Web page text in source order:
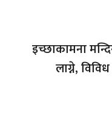
इच्छाकामना
लाग्ने,